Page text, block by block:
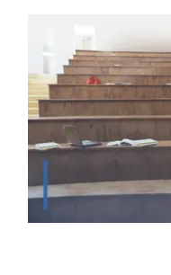
La Licence